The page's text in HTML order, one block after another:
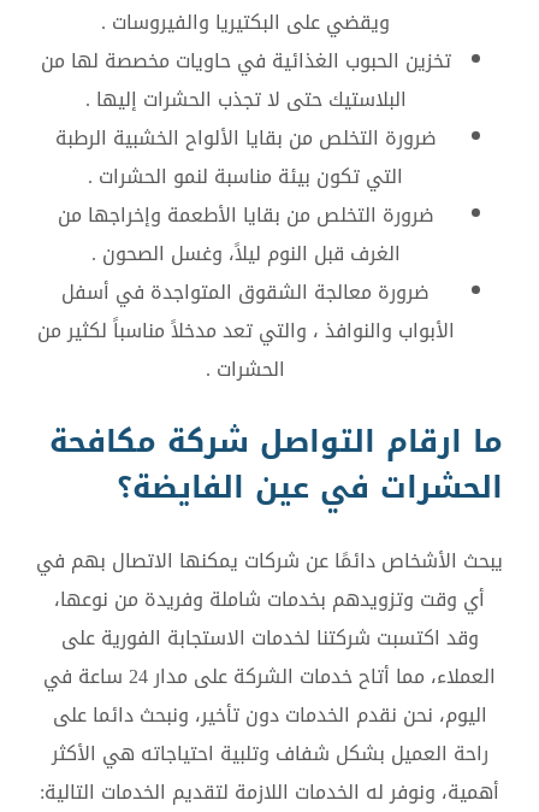
ويقضي على البكتيريا والفيروسات .
تخزين الحبوب الغذائية في حاويات مخصصة لها من
البلاستيك حتى لا تجذب الحشرات إليها .
ضرورة التخلص من بقايا الألواح الخشبية الرطبة
التي تكون بيئة مناسبة لنمو الحشرات .
ضرورة التخلص من بقايا الأطعمة وإخراجها من
الغرف قبل النوم ليلاً، وغسل الصحون .
ضرورة معالجة الشقوق المتواجدة في أسفل
الأبواب والنوافذ ، والتي تعد مدخلاً مناسباً لكثير من
الحشرات .
ما ارقام التواصل شركة مكافحة
الحشرات في عين الفايضة؟
يبحث الأشخاص دائمًا عن شركات يمكنها الاتصال بهم في
أي وقت وتزويدهم بخدمات شاملة وفريدة من نوعها،
وقد اكتسبت شركتنا لخدمات الاستجابة الفورية على
العملاء، مما أتاح خدمات الشركة على مدار 24 ساعة في
اليوم، نحن نقدم الخدمات دون تأخير، ونبحث دائما على
راحة العميل بشكل شفاف وتلبية احتياجاته هي الأكثر
أهمية، ونوفر له الخدمات اللازمة لتقديم الخدمات التالية: